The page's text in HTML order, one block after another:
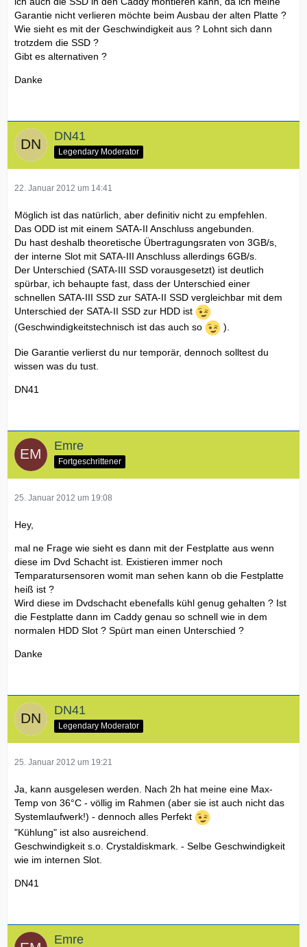
Garantie nicht verlieren möchte beim Ausbau der alten Platte ?
Wie sieht es mit der Geschwindigkeit aus ? Lohnt sich dann
trotzdem die SSD ?
Gibt es alternativen ?
Danke
DN41
Legendary Moderator
22. Januar 2012 um 14:41
Möglich ist das natürlich, aber definitiv nicht zu empfehlen.
Das ODD ist mit einem SATA-II Anschluss angebunden.
Du hast deshalb theoretische Übertragungsraten von 3GB/s,
der interne Slot mit SATA-III Anschluss allerdings 6GB/s.
Der Unterschied (SATA-III SSD vorausgesetzt) ist deutlich
spürbar, ich behaupte fast, dass der Unterschied einer
schnellen SATA-III SSD zur SATA-II SSD vergleichbar mit dem
Unterschied der SATA-II SSD zur HDD ist
(Geschwindigkeitstechnisch ist das auch so
).
Die Garantie verlierst du nur temporär, dennoch solltest du
wissen was du tust.
DN41
Emre
Fortgeschrittener
25. Januar 2012 um 19:08
Hey,
mal ne Frage wie sieht es dann mit der Festplatte aus wenn
diese im Dvd Schacht ist. Existieren immer noch
Temparatursensoren womit man sehen kann ob die Festplatte
heiß ist ?
Wird diese im Dvdschacht ebenefalls kühl genug gehalten ? Ist
die Festplatte dann im Caddy genau so schnell wie in dem
normalen HDD Slot ? Spürt man einen Unterschied ?
Danke
DN41
Legendary Moderator
25. Januar 2012 um 19:21
Ja, kann ausgelesen werden. Nach 2h hat meine eine Max-
Temp von 36°C - völlig im Rahmen (aber sie ist auch nicht das
Systemlaufwerk!) - dennoch alles Perfekt
"Kühlung" ist also ausreichend.
Geschwindigkeit s.o. Crystaldiskmark. - Selbe Geschwindigkeit
wie im internen Slot.
DN41
Emre